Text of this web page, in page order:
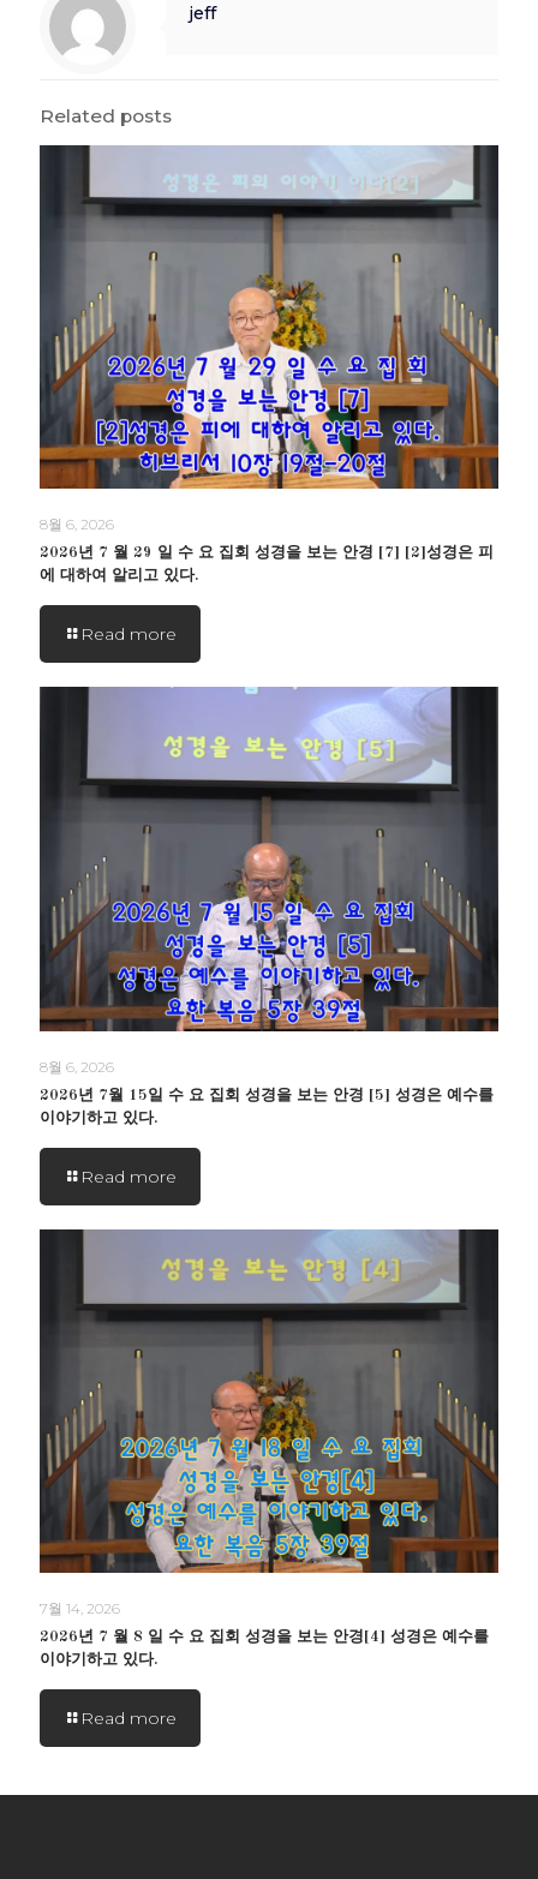
jeff
Related posts
8월 6, 2026
2026년 7 월 29 일 수 요 집회 성경을 보는 안경 [7] [2]성경은 피
에 대하여 알리고 있다.
Read more
8월 6, 2026
2026년 7월 15일 수 요 집회 성경을 보는 안경 [5] 성경은 예수를
이야기하고 있다.
Read more
7월 14, 2026
2026년 7 월 8 일 수 요 집회 성경을 보는 안경[4] 성경은 예수를
이야기하고 있다.
Read more